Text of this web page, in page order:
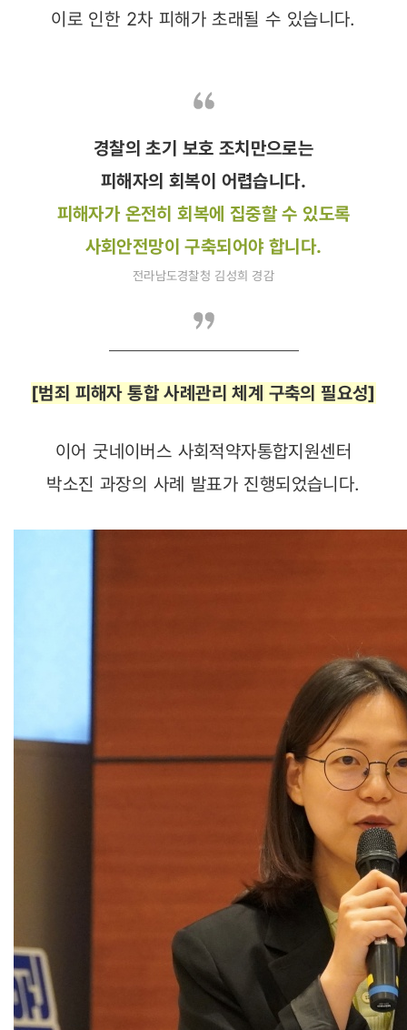
이로 인한 2차 피해가 초래될 수 있습니다.
경찰의 초기 보호 조치만으로는
피해자의 회복이 어렵습니다.
피해자가 온전히 회복에 집중할 수 있도록
사회안전망이 구축되어야 합니다.
전라남도경찰청 김성희 경감
[범죄 피해자 통합 사례관리 체계 구축의 필요성]
이어 굿네이버스 사회적약자통합지원센터
박소진 과장의 사례 발표가 진행되었습니다.